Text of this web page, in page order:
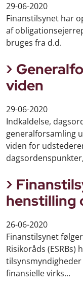
29-06-2020
Finanstilsynet har
af
bruges fra d.d.
viden
29-06-2020
Indkaldelse,
generalforsamling
viden for
henstilling
26-06-2020
Finanstilsynet
Risikoråds
finansielle virks...